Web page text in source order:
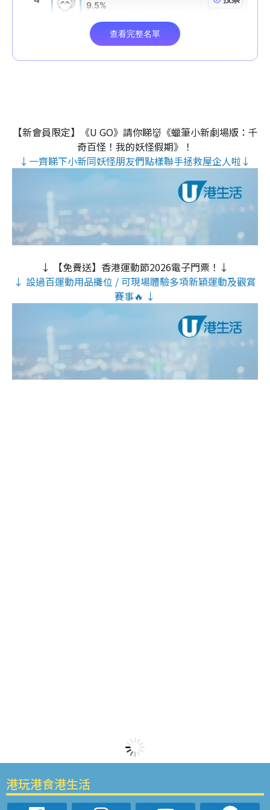
【新會員限定】《U GO》請你睇👹《蠟筆小新劇場版：千
奇百怪！我的妖怪假期》！
↓一齊睇下小新同妖怪朋友們點樣聯手拯救屋企人啦↓
↓ 【免費送】香港運動節2026電子門票！↓
↓ 設過百運動用品攤位 / 可現場體驗多項新穎運動及觀賞
賽事🔥 ↓
港玩港食港生活